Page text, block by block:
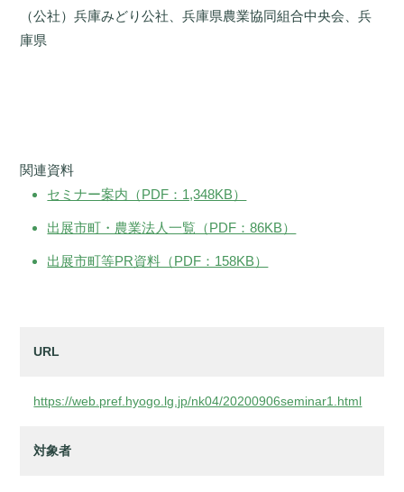
（公社）兵庫みどり公社、兵庫県農業協同組合中央会、兵
庫県
関連資料
セミナー案内（PDF：1,348KB）
出展市町・農業法人一覧（PDF：86KB）
出展市町等PR資料（PDF：158KB）
URL
https://web.pref.hyogo.lg.jp/nk04/20200906seminar1.html
対象者